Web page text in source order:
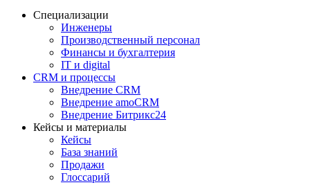
Специализации
Инженеры
Производственный персонал
Финансы и бухгалтерия
IT и digital
CRM и процессы
Внедрение CRM
Внедрение amoCRM
Внедрение Битрикс24
Кейсы и материалы
Кейсы
База знаний
Продажи
Глоссарий